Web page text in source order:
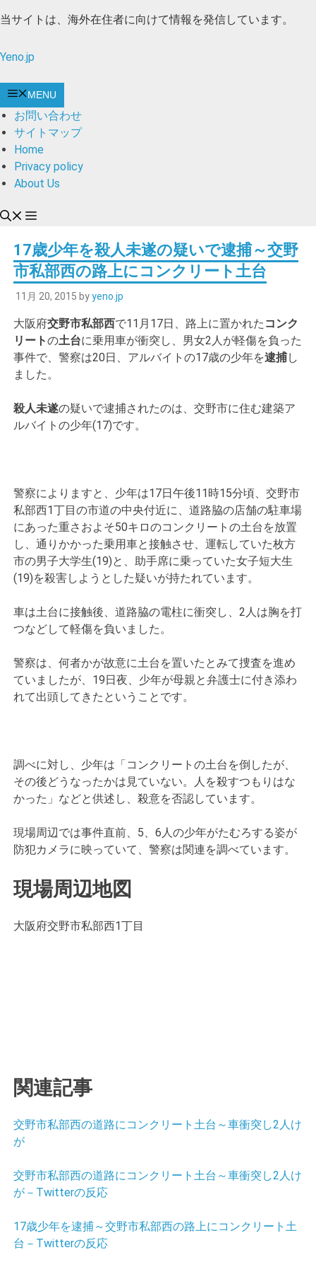
コ
テ
ツ
ス
キ
ッ
プ
当サイトは、海外在住者に向けて情報を発信しています。
Yeno.jp
MENU
お問い合わせ
サイトマップ
Home
Privacy policy
About Us
17歳少年を殺人未遂の疑いで逮捕～交野
市私部西の路上にコンクリート土台
11月 20, 2015 byyeno.jp
大阪府交野市私部西で11月17日、路上に置かれた コンク
リートの土台に乗用車が衝突し、男女2人が軽傷を負った
事件で、警察は20日、アルバイトの17歳の少年を逮捕し
ました。
殺人未遂の疑いで逮捕されたのは、交野市に住む建築ア
ルバイトの少年(17)です。
警察によりますと、少年は17日午後11時15分頃、交野市
私部西1丁目の市道の中央付近に、道路脇の店舗の駐車場
にあった重さおよそ50キロのコンクリートの土台を放置
し、通りかかった乗用車と接触させ、運転していた枚方
市の男子大学生(19)と、助手席に乗っていた女子短大生
(19)を殺害しようとした疑いが持たれています。
車は土台に接触後、道路脇の電柱に衝突し、2人は胸を打
つなどして軽傷を負いました。
警察は、何者かが故意に土台を置いたとみて捜査を進め
ていましたが、19日夜、少年が母親と弁護士に付き添わ
れて出頭してきたということです。
調べに対し、少年は「コンクリートの土台を倒したが、
その後どうなったかは見ていない。人を殺すつもりはな
かった」などと供述し、殺意を否認しています。
現場周辺では事件直前、5、6人の少年がたむろする姿が
防犯カメラに映っていて、警察は関連を調べています。
現場周辺地図
大阪府交野市私部西1丁目
関連記事
交野市私部西の道路にコンクリート土台～車衝突し2人け
が
交野市私部西の道路にコンクリート土台～車衝突し2人け
が－Twitterの反応
17歳少年を逮捕～交野市私部西の路上にコンクリート土
台－Twitterの反応